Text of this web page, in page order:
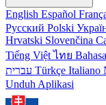
English Español
Русский Polski
Hrvatski Slovenčina
Tiếng Việtไทย
Türkçe Italiano
Unduh Aplikasi